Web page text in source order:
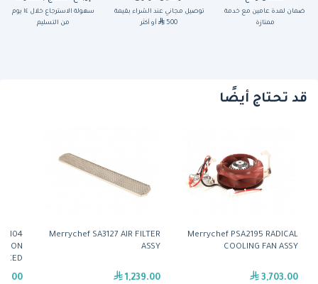
ضمان لمدة عامين مع خدمة
ممتازة
توصيل مجاني عند الشراء بقيمة
500
أو أكثر
سهولة الاسترجاع خلال ١٤ يوم
من التسليم
قد تحتاج أيضًا
Merrychef PSA2195 RADICAL
COOLING FAN ASSY
3,703.00
Merrychef SA3127 AIR FILTER
ASSY
1,239.00